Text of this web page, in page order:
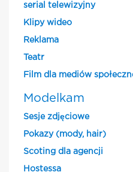
serial telewizyjny
Klipy wideo
Reklama
Teatr
Film dla mediów
Modelkam
Sesje zdjęciowe
Pokazy (mody, hair)
Scoting dla agencji
Hostessa